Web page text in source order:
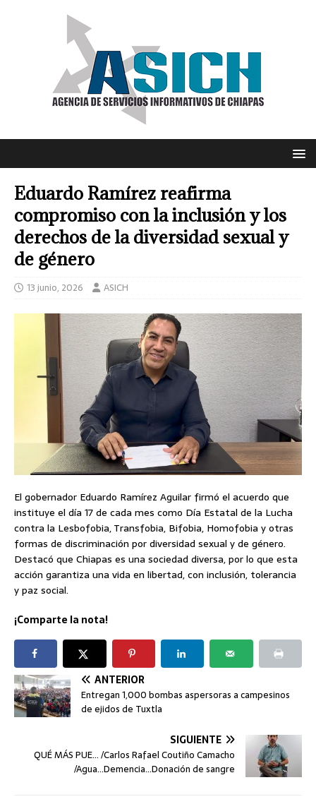
Eduardo Ramírez reafirma
compromiso con la inclusión y los
derechos de la diversidad sexual y
de género
13 junio, 2026 ASICH
El gobernador Eduardo Ramírez Aguilar firmó el acuerdo que
instituye el día 17 de cada mes como Día Estatal de la Lucha
contra la Lesbofobia, Transfobia, Bifobia, Homofobia y otras
formas de discriminación por diversidad sexual y de género.
Destacó que Chiapas es una sociedad diversa, por lo que esta
acción garantiza una vida en libertad, con inclusión, tolerancia
y paz social.
¡Comparte la nota!
ANTERIOR
Entregan 1,000 bombas aspersoras a campesinos
de ejidos de Tuxtla
SIGUIENTE
QUÉ MÁS PUE… /Carlos Rafael Coutiño Camacho
/Agua…Demencia…Donación de sangre